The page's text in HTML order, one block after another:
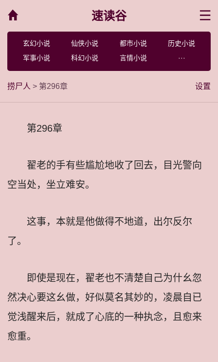
速读谷
玄幻小说 仙侠小说 都市小说
历史小说
军事小说
科幻小说 言情小说 ···
设置
捞尸人 > 第296章
第296章
翟老的手有些尴尬地收了回去，目光警向
空当处，坐立难安。
这事，本就是他做得不地道，出尔反尔
了。
即使是现在，翟老也不清楚自己为什幺忽
然决心要这幺做，好似莫名其妙的，凌晨自已
觉浅醒来后，就成了心底的一种执念，且愈来
愈重。